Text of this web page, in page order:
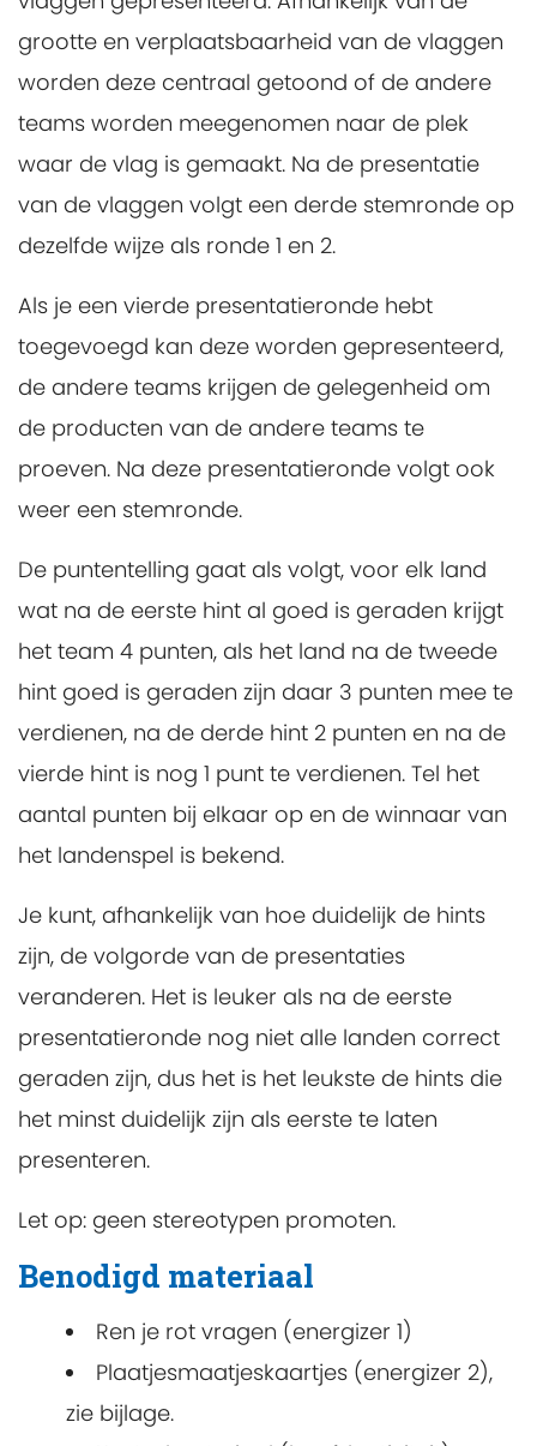
grootte en verplaatsbaarheid van de vlaggen
worden deze centraal getoond of de andere
teams worden meegenomen naar de plek
waar de vlag is gemaakt. Na de presentatie
van de vlaggen volgt een derde stemronde op
dezelfde wijze als ronde 1 en 2.
Als je een vierde presentatieronde hebt
toegevoegd kan deze worden gepresenteerd,
de andere teams krijgen de gelegenheid om
de producten van de andere teams te
proeven. Na deze presentatieronde volgt ook
weer een stemronde.
De puntentelling gaat als volgt, voor elk land
wat na de eerste hint al goed is geraden krijgt
het team 4 punten, als het land na de tweede
hint goed is geraden zijn daar 3 punten mee te
verdienen, na de derde hint 2 punten en na de
vierde hint is nog 1 punt te verdienen. Tel het
aantal punten bij elkaar op en de winnaar van
het landenspel is bekend.
Je kunt, afhankelijk van hoe duidelijk de hints
zijn, de volgorde van de presentaties
veranderen. Het is leuker als na de eerste
presentatieronde nog niet alle landen correct
geraden zijn, dus het is het leukste de hints die
het minst duidelijk zijn als eerste te laten
presenteren.
Let op: geen stereotypen promoten.
Benodigd materiaal
Ren je rot vragen (energizer 1)
Plaatjesmaatjeskaartjes (energizer 2),
zie bijlage.